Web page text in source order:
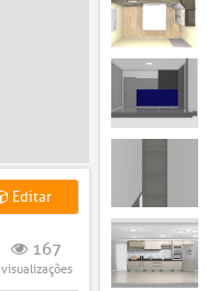
Editar
167
visualizações